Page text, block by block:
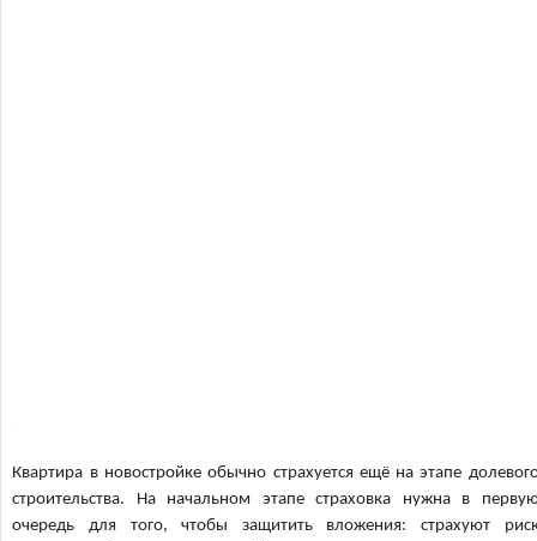
Квартира в новостройке обычно страхуется ещё на этапе
строительства. На начальном этапе страховка нужна в
очередь для того, чтобы защитить вложения: страхуют